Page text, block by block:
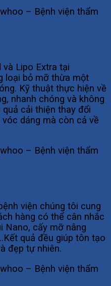
và Lipo Extra tại
loại bỏ mỡ thừa một
Kỹ thuật thực hiện về
nhanh chóng và không
cải thiện thay đổi
dáng mà còn cả về
viện chúng tôi cung
hàng có thể cân nhắc
Nano, cấy mỡ nâng
quả đều giúp tôn tạo
đẹp tự nhiên.